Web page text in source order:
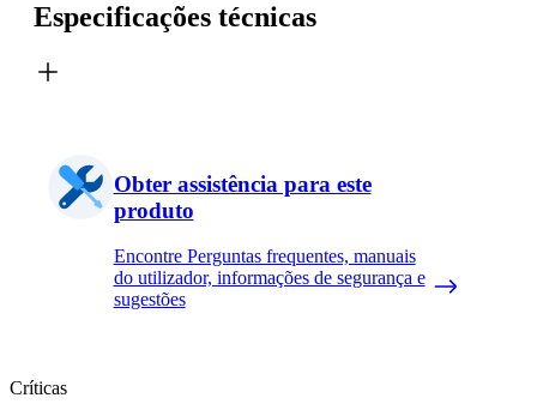
Especificações técnicas
Obter assistência para este
produto
Encontre Perguntas frequentes, manuais
do utilizador, informações de segurança e
sugestões
Críticas